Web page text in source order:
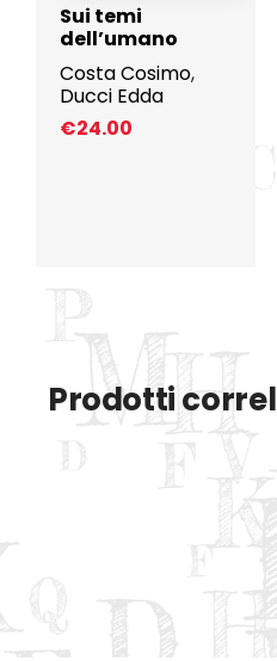
Sui temi
dell’umano
Costa Cosimo,
Ducci Edda
€24.00
Prodotti